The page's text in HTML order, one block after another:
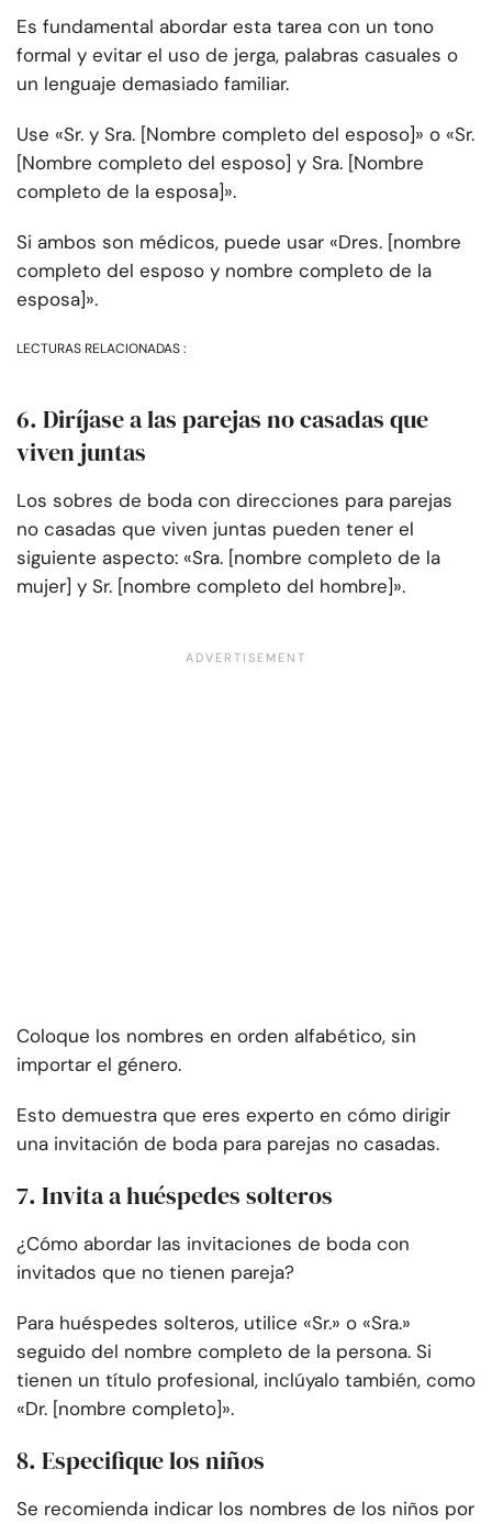
Es fundamental abordar esta tarea con un tono
formal y evitar el uso de jerga, palabras casuales o
un lenguaje demasiado familiar.
Use «Sr. y Sra. [Nombre completo del esposo]» o «Sr.
[Nombre completo del esposo] y Sra. [Nombre
completo de la esposa]».
Si ambos son médicos, puede usar «Dres. [nombre
completo del esposo y nombre completo de la
esposa]».
LECTURAS RELACIONADAS :
6. Diríjase a las parejas no casadas que
viven juntas
Los sobres de boda con direcciones para parejas
no casadas que viven juntas pueden tener el
siguiente aspecto: «Sra. [nombre completo de la
mujer] y Sr. [nombre completo del hombre]».
Coloque los nombres en orden alfabético, sin
importar el género.
Esto demuestra que eres experto en cómo dirigir
una invitación de boda para parejas no casadas.
7. Invita a huéspedes solteros
¿Cómo abordar las invitaciones de boda con
invitados que no tienen pareja?
Para huéspedes solteros, utilice «Sr.» o «Sra.»
seguido del nombre completo de la persona. Si
tienen un título profesional, inclúyalo también, como
«Dr. [nombre completo]».
8. Especifique los niños
Se recomienda indicar los nombres de los niños por